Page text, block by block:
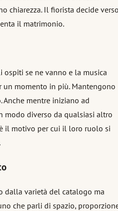
chiarezza. Il fiorista decide
il matrimonio.
se ne vanno e la musica
un momento in più. Mantengono
Anche mentre iniziano ad
modo diverso da qualsiasi altro
il motivo per cui il loro ruolo si
varietà del catalogo ma
che parli di spazio,